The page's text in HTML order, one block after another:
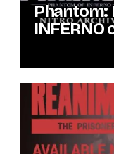
Phantom:
INFERNO
versão